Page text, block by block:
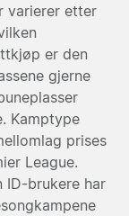
varierer etter
er den
gjerne
Kamptype
prises
League.
ID-brukere har